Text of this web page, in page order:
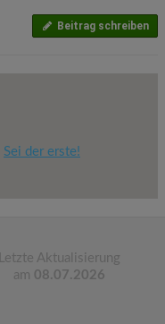
Beitrag schreiben
Sei der erste!
Letzte Aktualisierung
am 08.07.2026